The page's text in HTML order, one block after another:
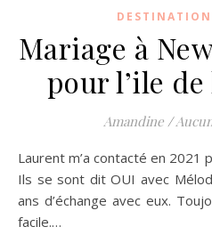
Mariage à
pour l’ile
Amandine /
Laurent m’a contacté en 2021 pour un mariage à New York.
Ils se sont dit OUI avec
ans d’échange avec eux.
facile.…